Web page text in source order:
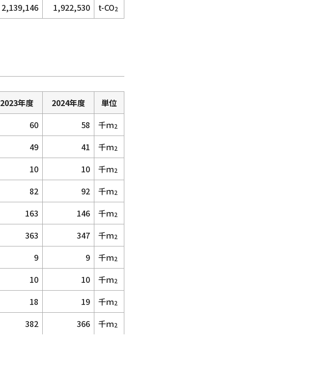
2,139,146 1,922,530 t-CO2
2023年度 2024年度 単位
60 58 千ｍ2
49 41 千ｍ2
10 10 千ｍ2
82 92 千ｍ2
163 146 千ｍ2
363 347 千ｍ2
9 9 千ｍ2
10 10 千ｍ2
18 19 千ｍ2
382 366 千ｍ2